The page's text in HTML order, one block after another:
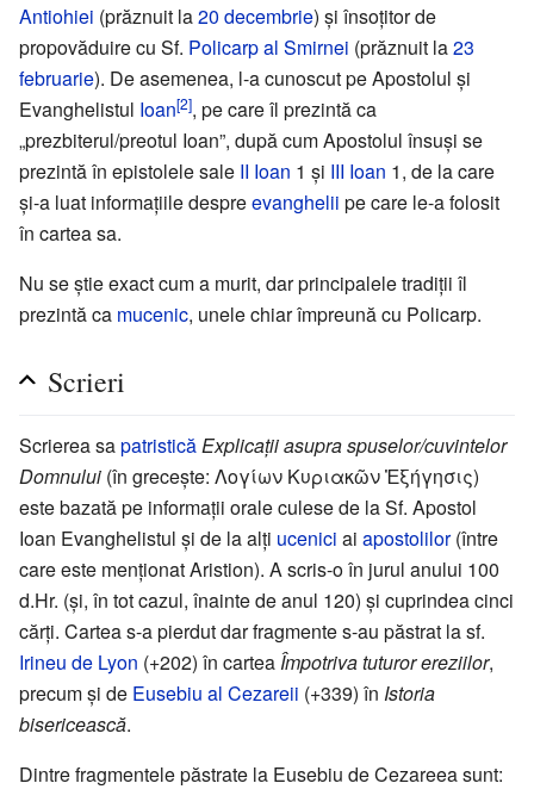
Antiohiei (prăznuit la20 decembrie) și însoțitor de
propovăduire cu Sf. Policarp al Smirnei (prăznuit la23
februarie). De asemenea, l-a cunoscut pe Apostolul și
Evanghelistul Ioan[2], pe care îl prezintă ca
„prezbiterul/preotul Ioan”, după cum Apostolul însuși se
prezintă în epistolele sale II Ioan 1 și III Ioan 1, de la care
și-a luat informațiile despreevanghelii pe care le-a folosit
în cartea sa.
Nu se știe exact cum a murit, dar principalele tradiții îl
prezintă ca mucenic, unele chiar împreună cu Policarp.
Scrieri
Scrierea sapatristică Explicații asupra spuselor/cuvintelor
Domnului (în grecește: Λογίων Κυριακῶν Ἐξήγησις)
este bazată pe informații orale culese de la Sf. Apostol
Ioan Evanghelistul și de la alți ucenici ai apostolilor(între
care este menționat Aristion). A scris-o în jurul anului 100
d.Hr. (și, în tot cazul, înainte de anul 120) și cuprindea cinci
cărți. Cartea s-a pierdut dar fragmente s-au păstrat la sf.
Irineu de Lyon (+202) în cartea Împotriva tuturor ereziilor,
precum și de Eusebiu al Cezareii (+339) în Istoria
bisericească.
Dintre fragmentele păstrate la Eusebiu de Cezareea sunt: